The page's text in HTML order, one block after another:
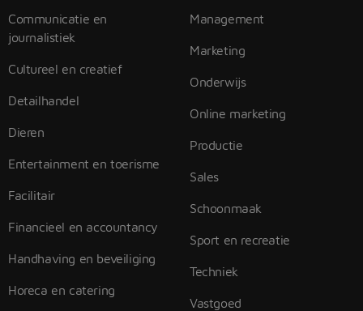
Communicatie en
journalistiek
Cultureel en creatief
Detailhandel
Dieren
Entertainment en toerisme
Facilitair
Financieel en accountancy
Handhaving en beveiliging
Horeca en catering
Management
Marketing
Onderwijs
Online marketing
Productie
Sales
Schoonmaak
Sport en recreatie
Techniek
Vastgoed